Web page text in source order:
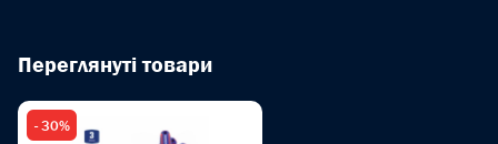
Переглянуті товари
- 30%